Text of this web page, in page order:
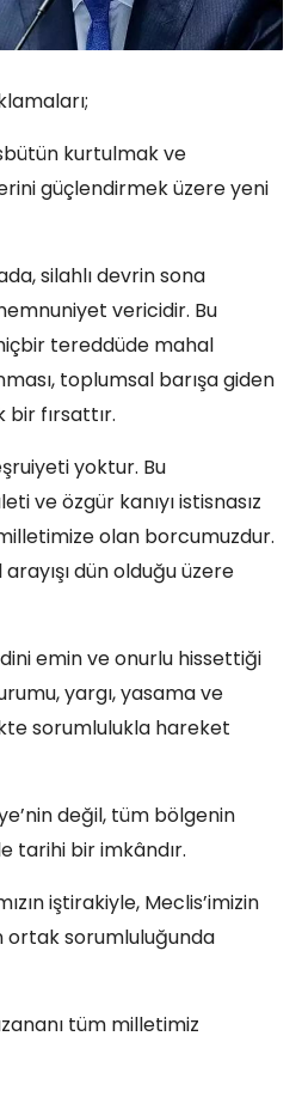
kurtulmak ve
güçlendirmek üzere yeni
silahlı devrin sona
vericidir. Bu
tereddüde mahal
toplumsal barışa giden
fırsattır.
yoktur. Bu
ve özgür kanıyı istisnasız
olan borcumuzdur.
dün olduğu üzere
emin ve onurlu hissettiği
yargı, yasama ve
sorumlulukla hareket
değil, tüm bölgenin
tarihi bir imkândır.
iştirakiyle, Meclis’imizin
ortak sorumluluğunda
tüm milletimiz